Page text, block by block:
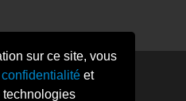
sur ce site, vous
et
technologies